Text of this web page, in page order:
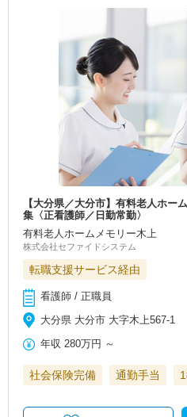
【大分県／大分市】有料老人ホー
集〈正看護師／日勤常勤〉
有料老人ホームメモリー木上
株式会社セファイドシステム
転職支援サービス経由
看護師 / 正職員
大分県 大分市 大字木上567-1
年収 280万円 ～
社会保険完備 通勤手当